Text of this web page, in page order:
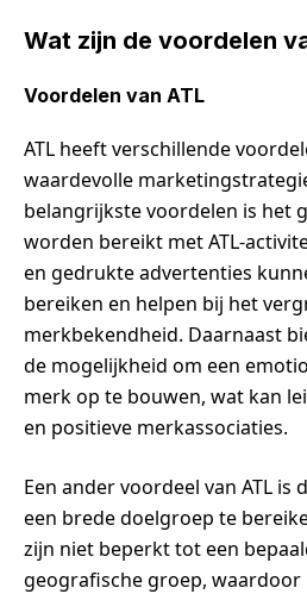
Wat zijn de voordelen
Voordelen van ATL
ATL heeft verschillende
waardevolle
belangrijkste voordelen is het
worden bereikt met ATL-
en gedrukte advertenties
bereiken en helpen bij het
merkbekendheid. Daarnaast
de mogelijkheid om een
merk op te bouwen, wat kan
en positieve merkassociaties.
Een ander voordeel van ATL is
een brede doelgroep te
zijn niet beperkt tot een
geografische groep, waardoor